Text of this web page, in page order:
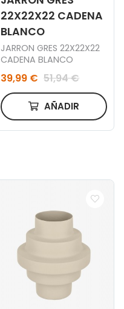
22X22X22 CADENA
BLANCO
JARRON GRES 22X22X22
CADENA BLANCO
39,99 € 51,94 €
AÑADIR